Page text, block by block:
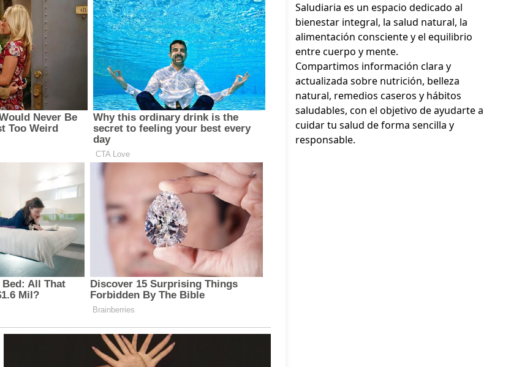
Saludiaria es un espacio dedicado al
bienestar integral, la salud natural, la
alimentación consciente y el equilibrio
entre cuerpo y mente.
Compartimos información clara y
actualizada sobre nutrición, belleza
natural, remedios caseros y hábitos
saludables, con el objetivo de ayudarte a
cuidar tu salud de forma sencilla y
responsable.